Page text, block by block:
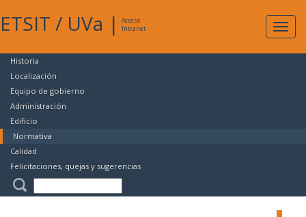
ETSIT / UVa |
Acceso
Intranet
Historia
Localización
Equipo de gobierno
Administración
Edificio
Normativa
Calidad
Felicitaciones, quejas y sugerencias